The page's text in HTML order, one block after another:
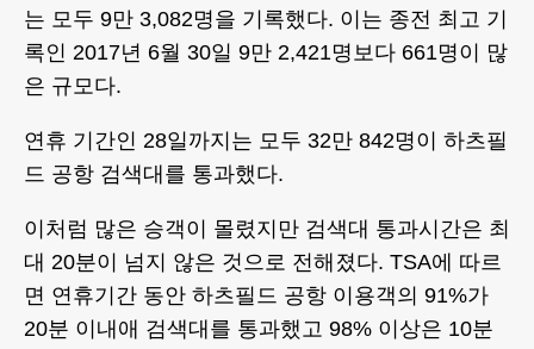
는 모두 9만 3,082명을 기록했다. 이는 종전 최고 기
록인 2017년 6월 30일 9만 2,421명보다 661명이 많
은 규모다.
연휴 기간인 28일까지는 모두 32만 842명이 하츠필
드 공항 검색대를 통과했다.
이처럼 많은 승객이 몰렸지만 검색대 통과시간은 최
대 20분이 넘지 않은 것으로 전해졌다. TSA에 따르
면 연휴기간 동안 하츠필드 공항 이용객의 91%가
20분 이내애 검색대를 통과했고 98% 이상은 10분